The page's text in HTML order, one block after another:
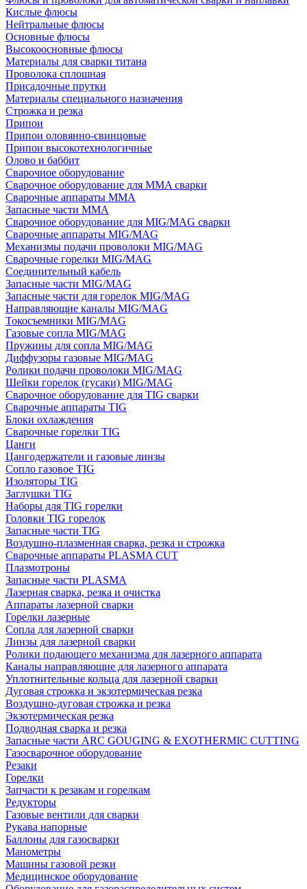
Кислые флюсы
Нейтральные флюсы
Основные флюсы
Высокоосновные флюсы
Материалы для сварки титана
Проволока сплошная
Присадочные прутки
Материалы специального назначения
Строжка и резка
Припои
Припои оловянно-свинцовые
Припои высокотехнологичные
Олово и баббит
Сварочное оборудование
Сварочное оборудование для MMA сварки
Сварочные аппараты MMA
Запасные части MMA
Сварочное оборудование для MIG/MAG сварки
Сварочные аппараты MIG/MAG
Механизмы подачи проволоки MIG/MAG
Сварочные горелки MIG/MAG
Соединительный кабель
Запасные части MIG/MAG
Запасные части для горелок MIG/MAG
Направляющие каналы MIG/MAG
Токосъемники MIG/MAG
Газовые сопла MIG/MAG
Пружины для сопла MIG/MAG
Диффузоры газовые MIG/MAG
Ролики подачи проволоки MIG/MAG
Шейки горелок (гусаки) MIG/MAG
Сварочное оборудование для TIG сварки
Сварочные аппараты TIG
Блоки охлаждения
Сварочные горелки TIG
Цанги
Цангодержатели и газовые линзы
Сопло газовое TIG
Изоляторы TIG
Заглушки TIG
Наборы для TIG горелки
Головки TIG горелок
Запасные части TIG
Воздушно-плазменная сварка, резка и строжка
Сварочные аппараты PLASMA CUT
Плазмотроны
Запасные части PLASMA
Лазерная сварка, резка и очистка
Аппараты лазерной сварки
Горелки лазерные
Сопла для лазерной сварки
Линзы для лазерной сварки
Ролики подающего механизма для лазерного аппарата
Каналы направляющие для лазерного аппарата
Уплотнительные кольца для лазерной сварки
Дуговая строжка и экзотермическая резка
Воздушно-дуговая строжка и резка
Экзотермическая резка
Подводная сварка и резка
Запасные части ARC GOUGING & EXOTHERMIC CUTTING
Газосварочное оборудование
Резаки
Горелки
Запчасти к резакам и горелкам
Редукторы
Газовые вентили для сварки
Рукава напорные
Баллоны для газосварки
Манометры
Машины газовой резки
Медицинское оборудование